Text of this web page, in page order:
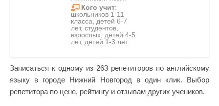
Кого учит:
школьников 1-11
класса, детей 6-7
лет, студентов,
взрослых, детей 4-5
лет, детей 1-3 лет.
Записаться к одному из 263 репетиторов по английскому
языку в городе Нижний Новгород в один клик. Выбор
репетитора по цене, рейтингу и отзывам других учеников.